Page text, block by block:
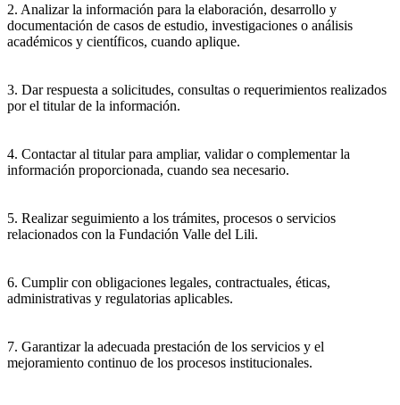
2. Analizar la información para la elaboración, desarrollo y
documentación de casos de estudio, investigaciones o análisis
académicos y científicos, cuando aplique.
3. Dar respuesta a solicitudes, consultas o requerimientos realizados
por el titular de la información.
4. Contactar al titular para ampliar, validar o complementar la
información proporcionada, cuando sea necesario.
5. Realizar seguimiento a los trámites, procesos o servicios
relacionados con la Fundación Valle del Lili.
6. Cumplir con obligaciones legales, contractuales, éticas,
administrativas y regulatorias aplicables.
7. Garantizar la adecuada prestación de los servicios y el
mejoramiento continuo de los procesos institucionales.